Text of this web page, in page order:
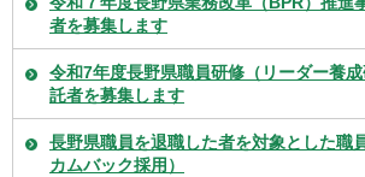
者を募集します
令和7年度長野県職員研修（リーダー養
託者を募集します
長野県職員を退職した者を対象とした職
カムバック採用）